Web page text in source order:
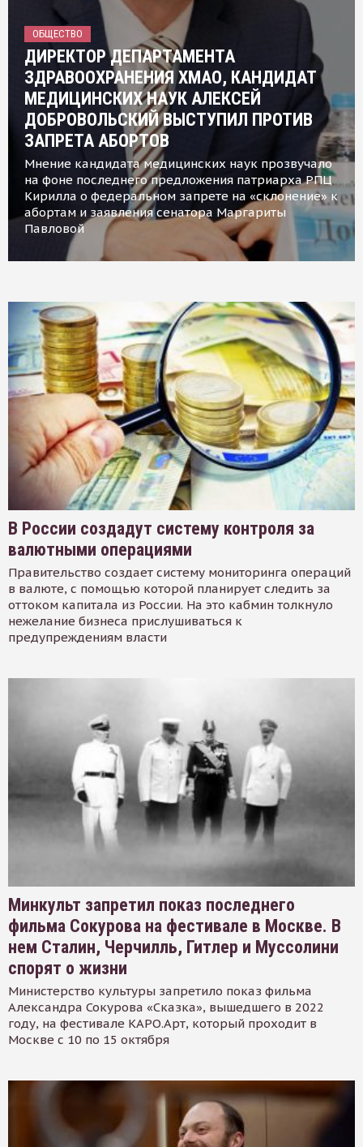
ОБЩЕСТВО
ДИРЕКТОР ДЕПАРТАМЕНТА
ЗДРАВООХРАНЕНИЯ ХМАО, КАНДИДАТ
МЕДИЦИНСКИХ НАУК АЛЕКСЕЙ
ДОБРОВОЛЬСКИЙ ВЫСТУПИЛ ПРОТИВ
ЗАПРЕТА АБОРТОВ
Мнение кандидата медицинских наук прозвучало
на фоне последнего предложения патриарха РПЦ
Кирилла о федеральном запрете на «склонение» к
абортам и заявления сенатора Маргариты
Павловой
В России создадут систему контроля за
валютными операциями
Правительство создает систему мониторинга операций
в валюте, с помощью которой планирует следить за
оттоком капитала из России. На это кабмин толкнуло
нежелание бизнеса прислушиваться к
предупреждениям власти
Минкульт запретил показ последнего
фильма Сокурова на фестивале в Москве. В
нем Сталин, Черчилль, Гитлер и Муссолини
спорят о жизни
Министерство культуры запретило показ фильма
Александра Сокурова «Сказка», вышедшего в 2022
году, на фестивале КАРО.Арт, который проходит в
Москве с 10 по 15 октября